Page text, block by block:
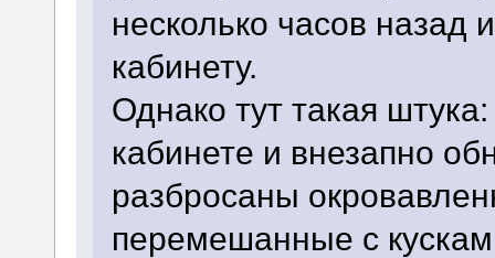
несколько часов назад
кабинету.
Однако тут такая
кабинете и внезапно
разбросаны
перемешанные с